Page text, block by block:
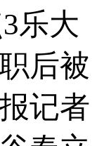
乐大
后被
记者